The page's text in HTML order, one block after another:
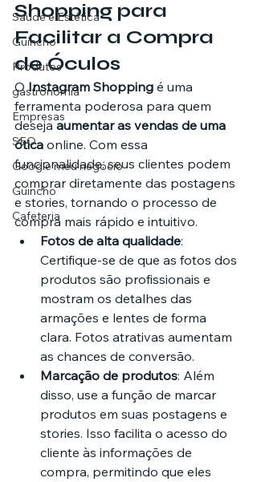
Saúde e Estética
Guincho
Produtos
gastronomia
Empresas
SEO
Google meu negócio
Guincho
Cafeteria
Shopping para
Facilitar a Compra
de Óculos
O Instagram Shopping é uma
ferramenta poderosa para quem
deseja aumentar as vendas de uma
ótica online. Com essa
funcionalidade, seus clientes podem
comprar diretamente das postagens
e stories, tornando o processo de
compra mais rápido e intuitivo.
Fotos de alta qualidade:
Certifique-se de que as fotos dos
produtos são profissionais e
mostram os detalhes das
armações e lentes de forma
clara. Fotos atrativas aumentam
as chances de conversão.
Marcação de produtos: Além
disso, use a função de marcar
produtos em suas postagens e
stories. Isso facilita o acesso do
cliente às informações de
compra, permitindo que eles